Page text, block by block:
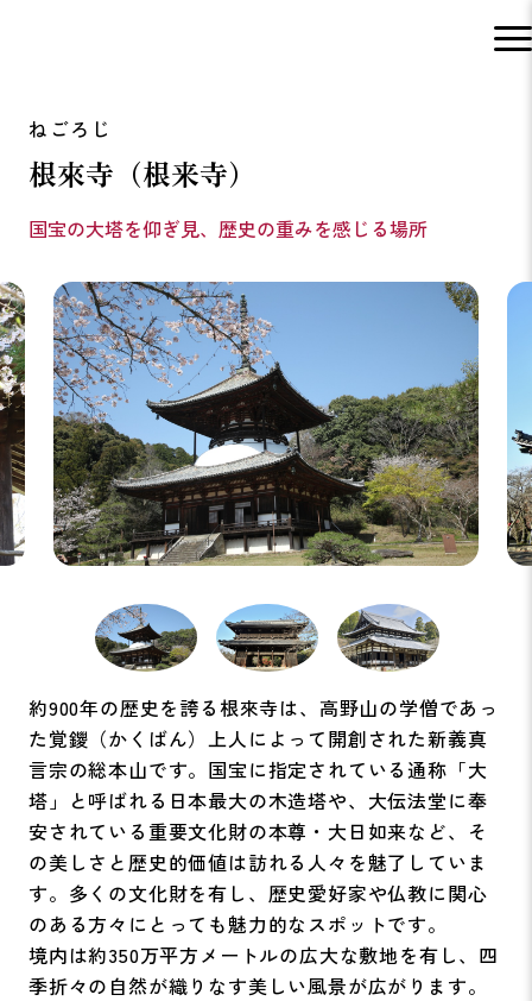
根來寺（根来寺）
国宝の大塔を仰ぎ見、歴史の重みを感じる場所
約900年の歴史を誇る根來寺は、高野山の学僧であっ
た覚鑁（かくばん）上人によって開創された新義真
言宗の総本山です。国宝に指定されている通称「大
塔」と呼ばれる日本最大の木造塔や、大伝法堂に奉
安されている重要文化財の本尊・大日如来など、そ
の美しさと歴史的価値は訪れる人々を魅了していま
す。多くの文化財を有し、歴史愛好家や仏教に関心
のある方々にとっても魅力的なスポットです。
境内は約350万平方メートルの広大な敷地を有し、四
季折々の自然が織りなす美しい風景が広がります。